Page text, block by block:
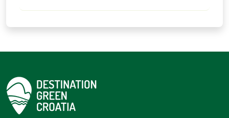
osjeti i
doživi